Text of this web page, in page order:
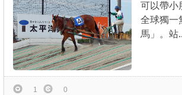
可以帶小
全球獨一
馬」。站
1 0